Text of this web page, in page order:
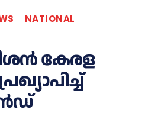
NATIONAL
കേരള